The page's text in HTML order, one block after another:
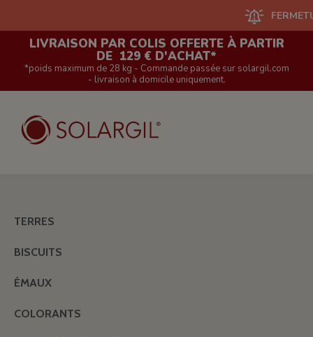
FERMETURE
LIVRAISON PAR COLIS OFFERTE À PARTIR
DE 129 € D'ACHAT*
*poids maximum de 28 kg - Commande passée sur solargil.com
- livraison à domicile uniquement.
TERRES
BISCUITS
ÉMAUX
COLORANTS